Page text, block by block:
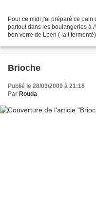
Pour ce midi j'ai préparé ce
partout dans les boulangeries à
bon verre de Lben ( lait
Brioche
Publié le 28/03/2009 à 21:18
Par Rouda